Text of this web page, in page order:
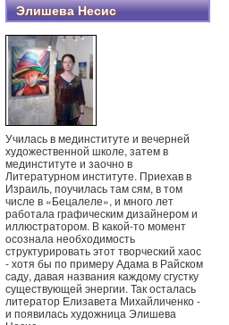
Элишева Несис
Училась в мединституте и вечерней
художественной школе, затем в
мединституте и заочно в
Литературном институте. Приехав в
Израиль, поучилась там сям, в том
числе в «Бецалеле», и много лет
работала графическим дизайнером и
иллюстратором. В какой-то момент
осознала необходимость
структурировать этот творческий хаос
- хотя бы по примеру Адама в Райском
саду, давая названия каждому сгустку
существующей энергии. Так осталась
литератор Елизавета Михайличенко -
и появилась художница Элишева